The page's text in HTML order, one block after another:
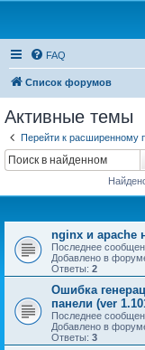
FAQ
Список форумов
Активные темы
Перейти к расширенному
nginx и apache
Последнее
Добавлено в
Ответы: 2
Ошибка
панели (ver
Последнее
Добавлено в
Ответы: 3